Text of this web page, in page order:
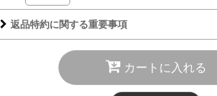
返品特約に関する重要事項
カートに入れる